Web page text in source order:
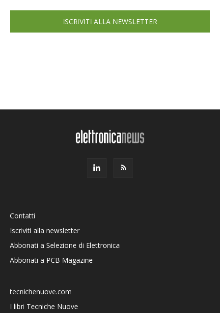
ISCRIVITI ALLA NEWSLETTER
Contatti
Iscriviti alla newsletter
Abbonati a Selezione di Elettronica
Abbonati a PCB Magazine
tecnichenuove.com
I libri Tecniche Nuove